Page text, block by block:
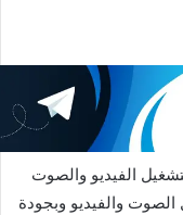
الفيديو والصوت
والفيديو وبجودة